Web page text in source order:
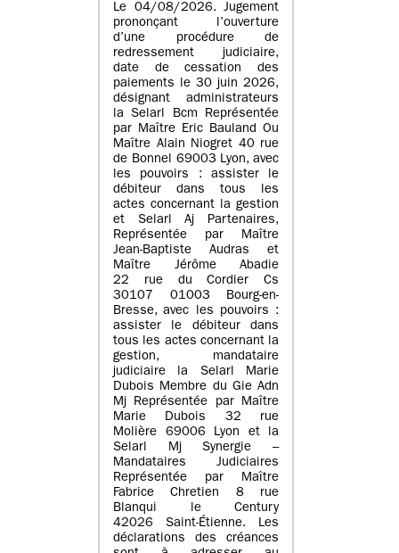
Le 04/08/2026. Jugement
prononçant l’ouverture
d’une procédure de
redressement judiciaire,
date de cessation des
paiements le 30 juin 2026,
désignant administrateurs
la Selarl Bcm Représentée
par Maître Eric Bauland Ou
Maître Alain Niogret 40 rue
de Bonnel 69003 Lyon, avec
les pouvoirs : assister le
débiteur dans tous les
actes concernant la gestion
et Selarl Aj Partenaires,
Représentée par Maître
Jean-Baptiste Audras et
Maître Jérôme Abadie
22 rue du Cordier Cs
30107 01003 Bourg-en-
Bresse, avec les pouvoirs :
assister le débiteur dans
tous les actes concernant la
gestion, mandataire
judiciaire la Selarl Marie
Dubois Membre du Gie Adn
Mj Représentée par Maître
Marie Dubois 32 rue
Molière 69006 Lyon et la
Selarl Mj Synergie –
Mandataires Judiciaires
Représentée par Maître
Fabrice Chretien 8 rue
Blanqui le Century
42026 Saint-Étienne. Les
déclarations des créances